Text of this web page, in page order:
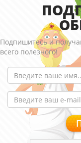
Подпишитесь и
всего полезного!